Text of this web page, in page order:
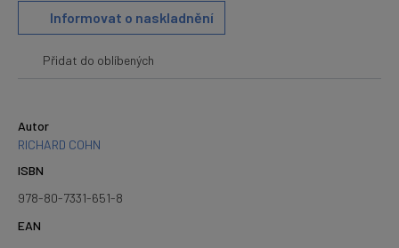
Informovat o naskladnění
Přidat do oblíbených
Autor
RICHARD COHN
ISBN
978-80-7331-651-8
EAN